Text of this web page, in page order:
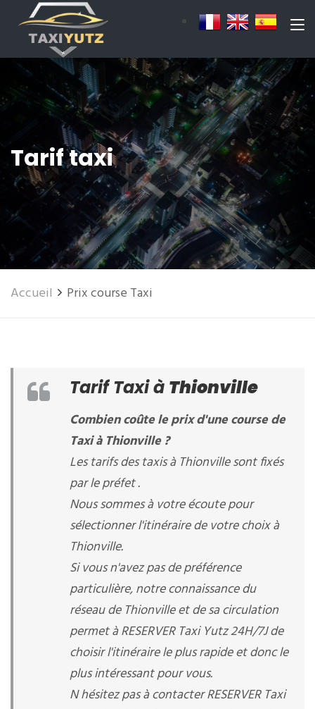
Tarif taxi
Accueil Prix course Taxi
Tarif Taxi à Thionville
Combien coûte le prix d'une course de
Taxi à Thionville ?
Les tarifs des taxis à Thionville sont fixés
par le préfet .
Nous sommes à votre écoute pour
sélectionner l'itinéraire de votre choix à
Thionville.
Si vous n'avez pas de préférence
particulière, notre connaissance du
réseau de Thionville et de sa circulation
permet à RESERVER Taxi Yutz 24H/7J de
choisir l'itinéraire le plus rapide et donc le
plus intéressant pour vous.
N hésitez pas à contacter RESERVER Taxi